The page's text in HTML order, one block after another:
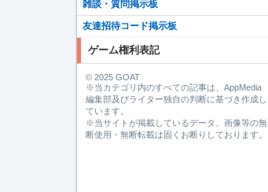
雑談・質問掲示板
友達招待コード掲示板
ゲーム権利表記
© 2025 GOAT
※当カテゴリ内のすべての記事は、AppMedia
編集部及びライター独自の判断に基づき作成し
ています。
※当サイトが掲載しているデータ、画像等の無
断使用・無断転載は固くお断りしております。